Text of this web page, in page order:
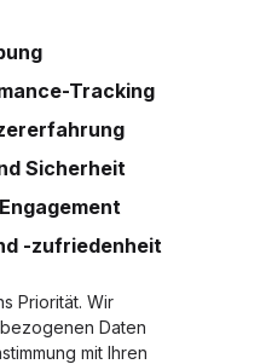
Tracking
Sicherheit
-zufriedenheit
Priorität. Wir
Daten
mit Ihren